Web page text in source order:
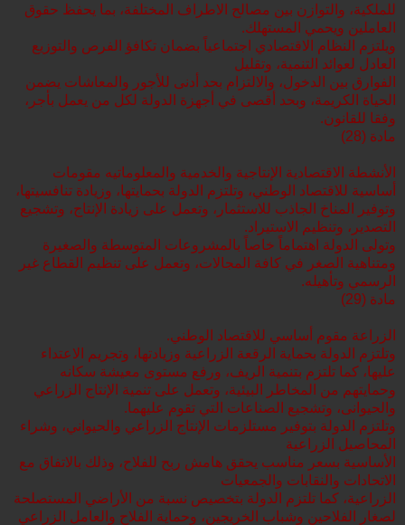
للملكية، والتوازن بين مصالح الاطراف المختلفة، بما يحفظ حقوق
العاملين ويحمي المستهلك.
ويلتزم النظام الاقتصادي اجتماعياً بضمان تكافؤ الفرص والتوزيع
العادل لعوائد التنمية، وتقليل
الفوارق بين الدخول، والالتزام بحد أدنى للأجور والمعاشات يضمن
الحياة الكريمة، وبحد أقصى في أجهزة الدولة لكل من يعمل بأجر،
وفقا للقانون.
مادة (28)
الأنشطة الاقتصادية الإنتاجية والخدمية والمعلوماتيه مقومات
أساسية للاقتصاد الوطني، وتلتزم الدولة بحمايتها، وزيادة تنافسيتها،
وتوفير المناخ الجاذب للاستثمار، وتعمل على زيادة الإنتاج، وتشجيع
التصدير، وتنظيم الاستيراد.
وتولى الدولة اهتماماً خاصاً بالمشروعات المتوسطة والصغيرة
ومتناهية الصغر في كافة المجالات، وتعمل على تنظيم القطاع غير
الرسمي وتأهيله.
مادة (29)
الزراعة مقوم أساسي للاقتصاد الوطني.
وتلتزم الدولة بحماية الرقعة الزراعية وزيادتها، وتجريم الاعتداء
عليها، كما تلتزم بتنمية الريف، ورفع مستوى معيشة سكانه
وحمايتهم من المخاطر البيئية، وتعمل على تنمية الإنتاج الزراعي
والحيوانى، وتشجيع الصناعات التي تقوم عليهما.
وتلتزم الدولة بتوفير مستلزمات الإنتاج الزراعي والحيواني، وشراء
المحاصيل الزراعية
الأساسية بسعر مناسب يحقق هامش ربح للفلاح، وذلك بالاتفاق مع
الاتحادات والنقابات والجمعيات
الزراعية، كما تلتزم الدولة بتخصيص نسبة من الأراضي المستصلحة
لصغار الفلاحين وشباب الخريجين، وحماية الفلاح والعامل الزراعي